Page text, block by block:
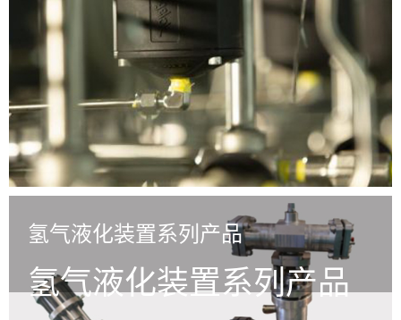
氢气液化装置系列产品
氢气液化装置系列产品